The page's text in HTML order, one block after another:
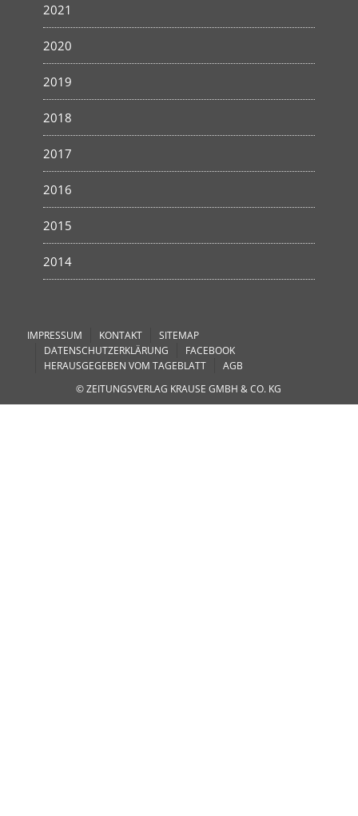
2021
2020
2019
2018
2017
2016
2015
2014
IMPRESSUM KONTAKT
SITEMAP
DATENSCHUTZERKLÄRUNG
FACEBOOK
HERAUSGEGEBEN VOM TAGEBLATT
AGB
© ZEITUNGSVERLAG KRAUSE GMBH & CO. KG